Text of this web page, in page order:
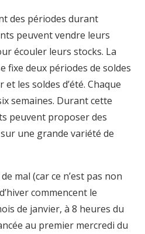
des périodes durant
peuvent vendre leurs
écouler leurs stocks. La
fixe deux périodes de soldes
et les soldes d’été. Chaque
semaines. Durant cette
peuvent proposer des
une grande variété de
mal (car ce n’est pas non
commencent le
de janvier, à 8 heures du
au premier mercredi du